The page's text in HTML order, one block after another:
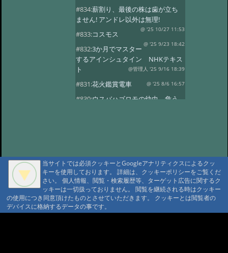
#834:薪割り、最後の株は歯が立ち
ません! アンドレ以外は無理!
@ '25 10/27 11:53
#833:コスモス
@ '25 9/23 18:42
#832:3か月でマスター
するアインシュタイン NHKテキス
ト
@管理人 '25 9/16 18:39
#831:花火鑑賞電車 @ '25 8/6 16:57
#830:ウスバハゴロモの幼虫、危う
#827:渋谷富ヶ谷でネマガリダケ
@ '25 6/22 14:18
#826: 使用電力量最少
記録達成!
@ '25 6/20 20:13
#825:停電 地域1580戸 @ '25 5/7 13:28
当サイトでは必須クッキーとGoogleアナリティクスによるクッ
キーを使用しております。 詳細は、クッキーポリシーをご覧くだ
さい。 個人情報、閲覧・検索履歴等、ターゲット広告に関するク
ッキーは一切扱っておりません。 閲覧を継続される時はクッキー
の使用につき同意頂けたものとさせていただきます。 クッキーとは閲覧者の
デバイスに格納するデータの事です。